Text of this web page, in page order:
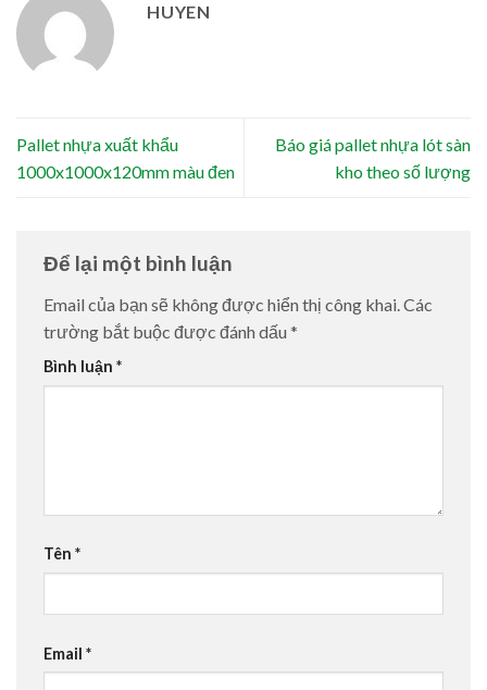
HUYEN
Pallet nhựa xuất khẩu
1000x1000x120mm màu đen
Báo giá pallet nhựa lót sàn
kho theo số lượng
Để lại một bình luận
Email của bạn sẽ không được hiển thị công khai.Các
trường bắt buộc được đánh dấu *
Bình luận *
Tên *
Email *